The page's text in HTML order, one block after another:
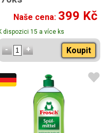
Naše cena: 399 Kč
dispozici 15 a více ks
Koupit